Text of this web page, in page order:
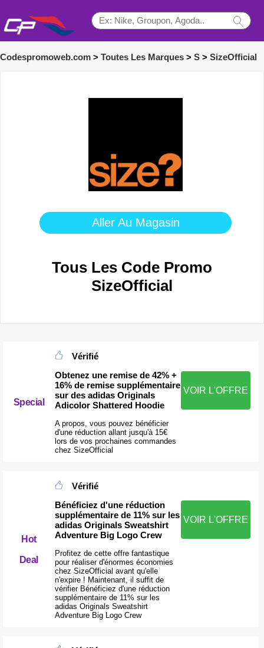
Codespromoweb.com > Toutes Les Marques > S > SizeOfficial
Aller Au Magasin
Tous Les Code Promo
SizeOfficial
Special
Vérifié
Obtenez une remise de 42% +
16% de remise supplémentaire
sur des adidas Originals
Adicolor Shattered Hoodie
A propos, vous pouvez bénéficier
d'une réduction allant jusqu'à 15€
lors de vos prochaines commandes
chez SizeOfficial
VOIR L'OFFRE
Hot
Deal
Vérifié
Bénéficiez d'une réduction
supplémentaire de 11% sur les
adidas Originals Sweatshirt
Adventure Big Logo Crew
Profitez de cette offre fantastique
pour réaliser d'énormes économies
chez SizeOfficial avant qu'elle
n'expire ! Maintenant, il suffit de
vérifier Bénéficiez d'une réduction
supplémentaire de 11% sur les
adidas Originals Sweatshirt
Adventure Big Logo Crew
VOIR L'OFFRE